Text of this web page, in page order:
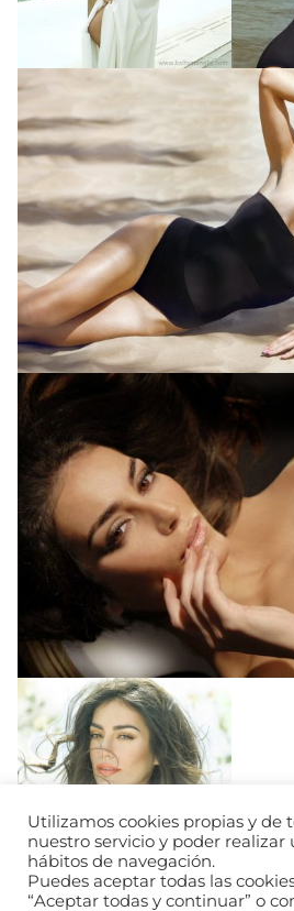
Utilizamos cookies propias y de
nuestro servicio y poder realizar
hábitos de navegación.
Puedes aceptar todas las
“Aceptar todas y continuar” o